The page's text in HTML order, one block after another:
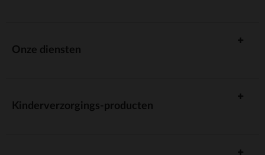
Onze diensten
Kinderverzorgings-producten